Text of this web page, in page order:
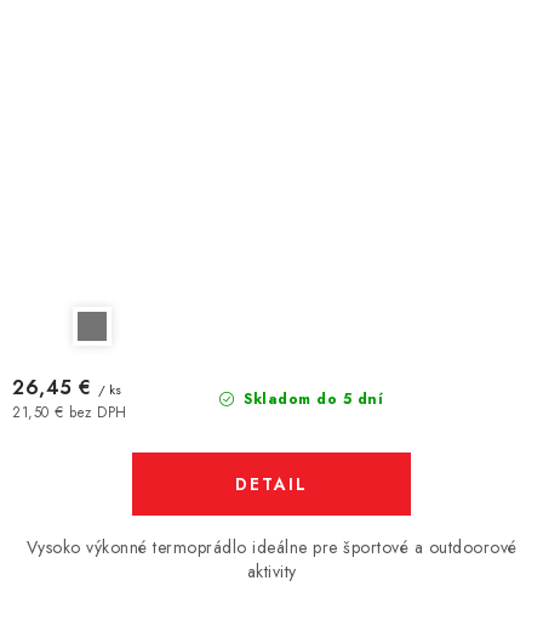
Skladom do 5 dní
21,50 € bez DPH
26,45 € / ks
DETAIL
Vysoko výkonné termoprádlo ideálne pre športové a outdoorové
aktivity